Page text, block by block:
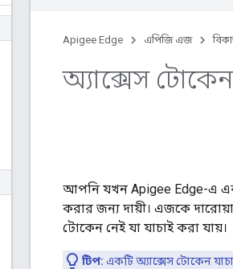
Apigee Edge এপিজি এজ
অ্যাক্সেস
আপনি যখন Apigee Edge-এ
করার জন্য দায়ী। এজকে
টোকেন নেই যা যাচাই করা যায়।
টিপ: একটি অ্যাক্সেস টোকেন